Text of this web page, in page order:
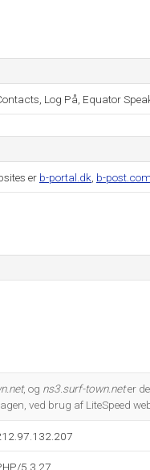
Log På, Equator
er b-portal.dk b-post.com
, og ns3.surf-town.neter
ved brug af LiteSpeed
5.3.27